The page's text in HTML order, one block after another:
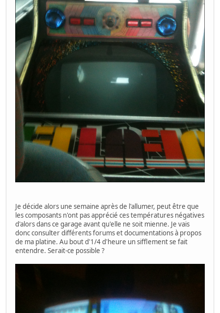
Je décide alors une semaine après de l'allumer, peut être que
les composants n'ont pas apprécié ces températures négatives
d'alors dans ce garage avant qu'elle ne soit mienne. Je vais
donc consulter différents forums et documentations à propos
de ma platine. Au bout d'1/4 d'heure un sifflement se fait
entendre. Serait-ce possible ?